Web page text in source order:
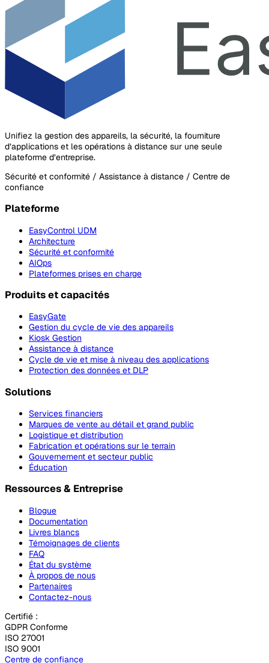
Unifiez la gestion des appareils, la sécurité, la fourniture
d’applications et les opérations à distance sur une seule
plateforme d’entreprise.
Sécurité et conformité / Assistance à distance / Centre de
confiance
Plateforme
EasyControl UDM
Architecture
Sécurité et conformité
AIOps
Plateformes prises en charge
Produits et capacités
EasyGate
Gestion du cycle de vie des appareils
Kiosk Gestion
Assistance à distance
Cycle de vie et mise à niveau des applications
Protection des données et DLP
Solutions
Services financiers
Marques de vente au détail et grand public
Logistique et distribution
Fabrication et opérations sur le terrain
Gouvernement et secteur public
Éducation
Ressources & Entreprise
Blogue
Documentation
Livres blancs
Témoignages de clients
FAQ
État du système
À propos de nous
Partenaires
Contactez-nous
Certifié :
GDPR Conforme
ISO 27001
ISO 9001
Centre de confiance